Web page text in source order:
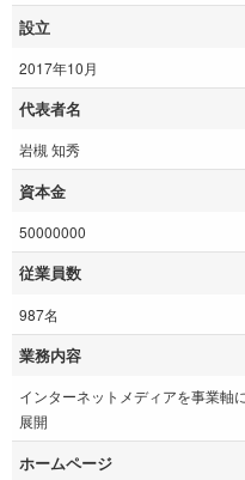
設立
2017年10月
代表者名
岩槻 知秀
資本金
50000000
従業員数
987名
業務内容
インターネットメディアを事業軸
展開
ホームページ